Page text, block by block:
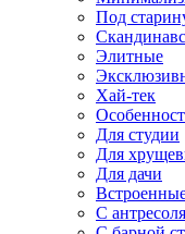
Под
Элитные
Хай-тек
Для студии
Для
Для дачи
С